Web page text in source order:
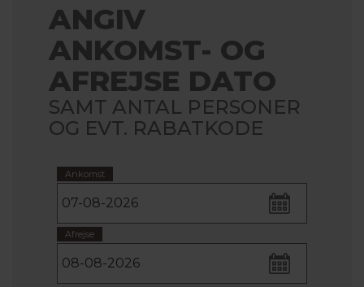
ANGIV
ANKOMST- OG
AFREJSE DATO
SAMT ANTAL PERSONER
OG EVT. RABATKODE
Ankomst
Afrejse